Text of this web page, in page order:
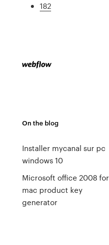
182
On the blog
Installer mycanal sur pc
windows 10
Microsoft office 2008 for
mac product key
generator